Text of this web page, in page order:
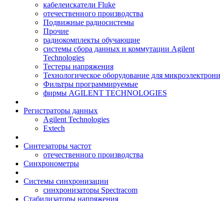
кабелеискатели Fluke
отечественного производства
Подвижные радиосистемы
Прочие
радиокомплекты обучающие
системы сбора данных и коммутации Agilent
Technologies
Тестеры напряжения
Технологическое оборудование для
Фильтры программируемые
фирмы AGILENT TECHNOLOGIES
Регистраторы данных
Agilent Technologies
Extech
Синтезаторы частот
отечественного производства
Синхронометры
Системы синхронизации
синхронизаторы Spectracom
Стабилизаторы напряжения